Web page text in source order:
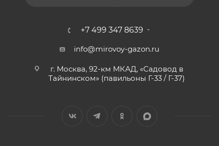
+7 499 347 8639
info@mirovoy-gazon.ru
г. Москва, 92-км МКАД, «Садовод в
Тайнинском» (павильоны Г-33 / Г-37)